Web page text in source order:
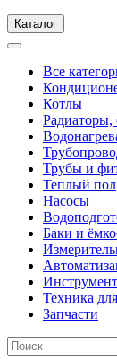
Каталог
Все
Котлы
Радиаторы,
Трубы и
Теплый пол
Насосы
Баки и
Техника
Запчасти